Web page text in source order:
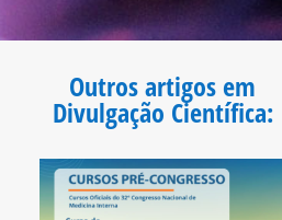
Outros artigos em
Divulgação Científica: